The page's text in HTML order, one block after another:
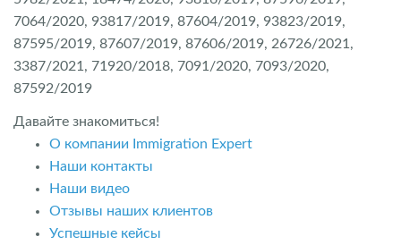
7064/2020, 93817/2019, 87604/2019, 93823/2019,
87595/2019, 87607/2019, 87606/2019, 26726/2021,
3387/2021, 71920/2018, 7091/2020, 7093/2020,
87592/2019
Давайте знакомиться!
О компании Immigration Expert
Наши контакты
Наши видео
Отзывы наших клиентов
Успешные кейсы